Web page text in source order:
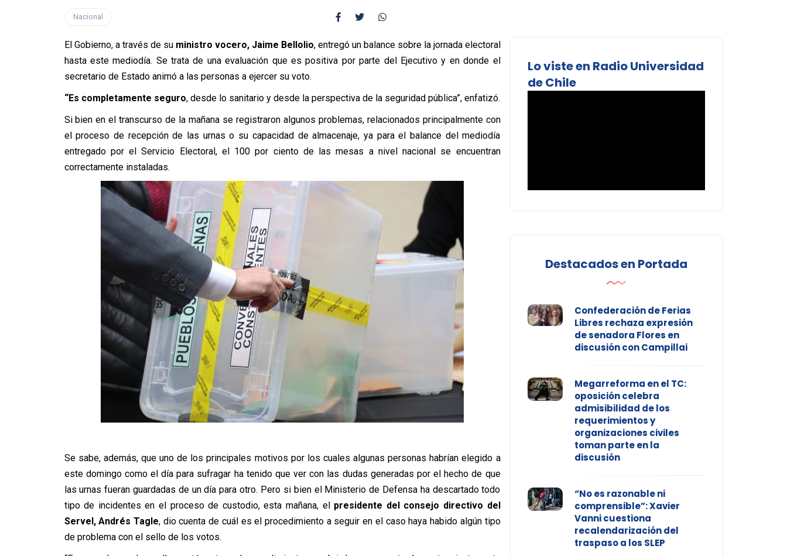
Nacional
El Gobierno, a través de su ministro vocero, Jaime Bellolio, entregó un balance sobre la jornada electoral
hasta este mediodía. Se trata de una evaluación que es positiva por parte del Ejecutivo y en donde el
secretario de Estado animó a las personas a ejercer su voto.
“Es completamente seguro, desde lo sanitario y desde la perspectiva de la seguridad pública”, enfatizó.
Si bien en el transcurso de la mañana se registraron algunos problemas, relacionados principalmente con
el proceso de recepción de las urnas o su capacidad de almacenaje, ya para el balance del mediodía
entregado por el Servicio Electoral, el 100 por ciento de las mesas a nivel nacional se encuentran
correctamente instaladas.
Se sabe, además, que uno de los principales motivos por los cuales algunas personas habrían elegido a
este domingo como el día para sufragar ha tenido que ver con las dudas generadas por el hecho de que
las urnas fueran guardadas de un día para otro. Pero si bien el Ministerio de Defensa ha descartado todo
tipo de incidentes en el proceso de custodio, esta mañana, el presidente del consejo directivo del
Servel, Andrés Tagle, dio cuenta de cuál es el procedimiento a seguir en el caso haya habido algún tipo
de problema con el sello de los votos.
Lo viste en Radio Universidad
de Chile
Destacados en Portada
Confederación de Ferias
Libres rechaza expresión
de senadora Flores en
discusión con Campillai
Megarreforma en el TC:
oposición celebra
admisibilidad de los
requerimientos y
organizaciones civiles
toman parte en la
discusión
“No es razonable ni
comprensible”: Xavier
Vanni cuestiona
recalendarización del
traspaso a los SLEP